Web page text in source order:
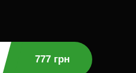
777 грн